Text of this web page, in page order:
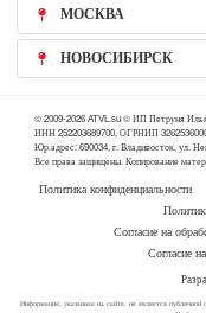
МОСКВА
НОВОСИБИРСК
© 2009-2026 ATVL.su © ИП Петруня
ИНН 252203689700, ОГРНИП
Юр.адрес: 690034, г. Владивосток, ул.
Все права защищены. Копирование
Политика конфиденциальности
Согласие на
Согласие
Информация, указанная на сайте, не является